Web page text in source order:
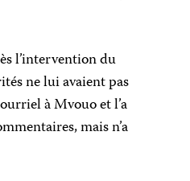
l’intervention du
ne lui avaient pas
à Mvouo et l’a
mais n’a